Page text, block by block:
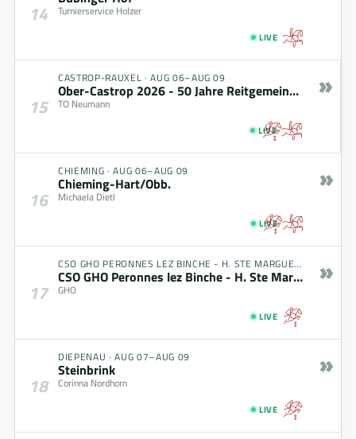
14 Turnierservice Holzer
LIVE
15
CASTROP-RAUXEL ·AUG 06–AUG 09
Ober-Castrop 2026 - 50 Jahre Reitgemeinschaft
TO Neumann
LIVE
»
16
CHIEMING ·AUG 06–AUG 09
Chieming-Hart/Obb.
Michaela Dietl
LIVE
»
17
CSO GHO PERONNES LEZ BINCHE - H. STE MARGUERITE
CSO GHO Peronnes lez Binche - H. Ste Marguerite
GHO
LIVE
»
18
DIEPENAU ·AUG 07–AUG 09
Steinbrink
Corinna Nordhorn
LIVE
»